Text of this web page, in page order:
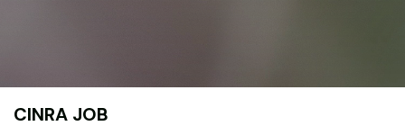
CINRA JOB